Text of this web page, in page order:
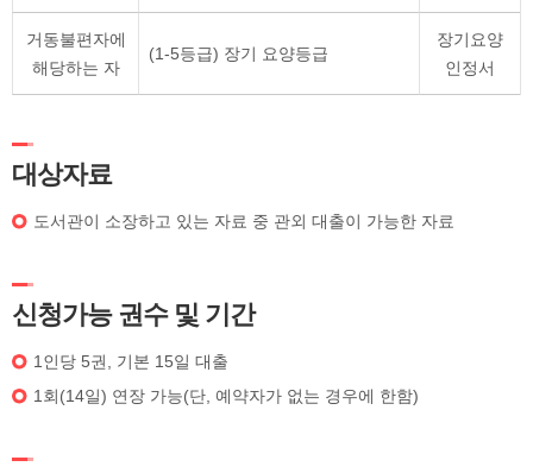
거동불편자에
해당하는 자
(1-5등급) 장기 요양등급
장기요양
인정서
대상자료
도서관이 소장하고 있는 자료 중 관외 대출이 가능한 자료
신청가능 권수 및 기간
1인당 5권, 기본 15일 대출
1회(14일) 연장 가능(단, 예약자가 없는 경우에 한함)